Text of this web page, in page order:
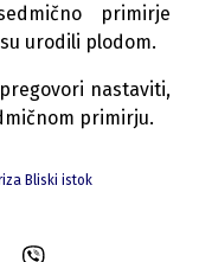
primirje
urodili plodom.
nastaviti,
primirju.
Bliski istok